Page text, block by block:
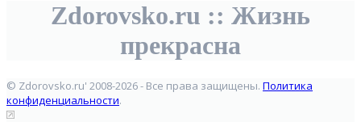
Zdorovsko.ru :: Жизнь
прекрасна
© Zdorovsko.ru' 2008-2026 - Все права защищены. Политика
конфиденциальности.